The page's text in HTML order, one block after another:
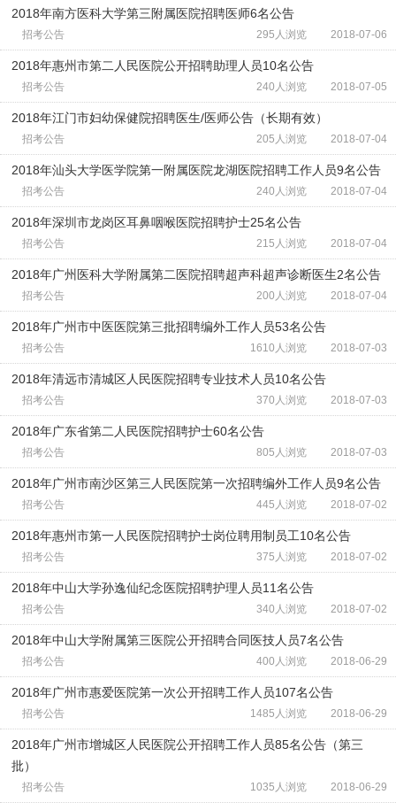
2018年南方医科大学第三附属医院招聘医师6名公告
招考公告 2018-07-06
295人浏览
2018年惠州市第二人民医院公开招聘助理人员10名公告
招考公告 2018-07-05
240人浏览
2018年江门市妇幼保健院招聘医生/医师公告（长期有效）
招考公告 2018-07-04
205人浏览
2018年汕头大学医学院第一附属医院龙湖医院招聘工作人员9名公告
招考公告 2018-07-04
240人浏览
2018年深圳市龙岗区耳鼻咽喉医院招聘护士25名公告
招考公告 2018-07-04
215人浏览
2018年广州医科大学附属第二医院招聘超声科超声诊断医生2名公告
招考公告 2018-07-04
200人浏览
2018年广州市中医医院第三批招聘编外工作人员53名公告
招考公告 2018-07-03
1610人浏览
2018年清远市清城区人民医院招聘专业技术人员10名公告
招考公告 2018-07-03
370人浏览
2018年广东省第二人民医院招聘护士60名公告
招考公告 2018-07-03
805人浏览
2018年广州市南沙区第三人民医院第一次招聘编外工作人员9名公告
招考公告 2018-07-02
445人浏览
2018年惠州市第一人民医院招聘护士岗位聘用制员工10名公告
招考公告 2018-07-02
375人浏览
2018年中山大学孙逸仙纪念医院招聘护理人员11名公告
招考公告 2018-07-02
340人浏览
2018年中山大学附属第三医院公开招聘合同医技人员7名公告
招考公告 2018-06-29
400人浏览
2018年广州市惠爱医院第一次公开招聘工作人员107名公告
招考公告 2018-06-29
1485人浏览
2018年广州市增城区人民医院公开招聘工作人员85名公告（第三
批）
招考公告 2018-06-29
1035人浏览